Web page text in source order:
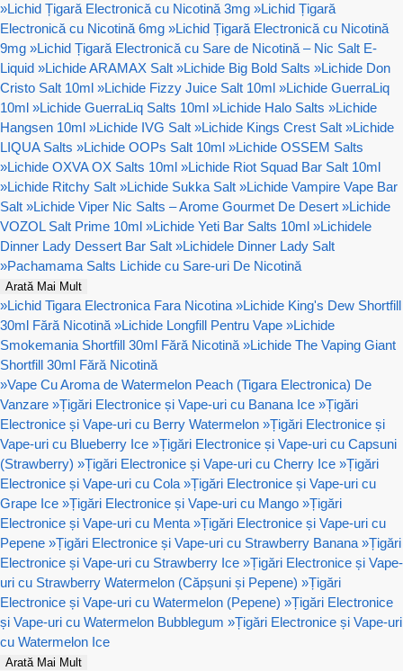
»Lichid Țigară Electronică cu Nicotină 3mg »Lichid Țigară
Electronică cu Nicotină 6mg »Lichid Țigară Electronică cu Nicotină
9mg »Lichid Țigară Electronică cu Sare de Nicotină – Nic Salt E-
Liquid »Lichide ARAMAX Salt »Lichide Big Bold Salts »Lichide Don
Cristo Salt 10ml »Lichide Fizzy Juice Salt 10ml »Lichide GuerraLiq
10ml »Lichide GuerraLiq Salts 10ml »Lichide Halo Salts »Lichide
Hangsen 10ml »Lichide IVG Salt »Lichide Kings Crest Salt »Lichide
LIQUA Salts »Lichide OOPs Salt 10ml »Lichide OSSEM Salts
»Lichide OXVA OX Salts 10ml »Lichide Riot Squad Bar Salt 10ml
»Lichide Ritchy Salt »Lichide Sukka Salt »Lichide Vampire Vape Bar
Salt »Lichide Viper Nic Salts – Arome Gourmet De Desert »Lichide
VOZOL Salt Prime 10ml »Lichide Yeti Bar Salts 10ml »Lichidele
Dinner Lady Dessert Bar Salt »Lichidele Dinner Lady Salt
»Pachamama Salts Lichide cu Sare-uri De Nicotină
Arată Mai Mult
»Lichid Tigara Electronica Fara Nicotina »Lichide King's Dew Shortfill
30ml Fără Nicotină »Lichide Longfill Pentru Vape »Lichide
Smokemania Shortfill 30ml Fără Nicotină »Lichide The Vaping Giant
Shortfill 30ml Fără Nicotină
»Vape Cu Aroma de Watermelon Peach (Tigara Electronica) De
Vanzare »Țigări Electronice și Vape-uri cu Banana Ice »Țigări
Electronice și Vape-uri cu Berry Watermelon »Țigări Electronice și
Vape-uri cu Blueberry Ice »Țigări Electronice și Vape-uri cu Capsuni
(Strawberry) »Țigări Electronice și Vape-uri cu Cherry Ice »Țigări
Electronice și Vape-uri cu Cola »Țigări Electronice și Vape-uri cu
Grape Ice »Țigări Electronice și Vape-uri cu Mango »Țigări
Electronice și Vape-uri cu Menta »Țigări Electronice și Vape-uri cu
Pepene »Țigări Electronice și Vape-uri cu Strawberry Banana »Țigări
Electronice și Vape-uri cu Strawberry Ice »Țigări Electronice și Vape-
uri cu Strawberry Watermelon (Căpșuni și Pepene) »Țigări
Electronice și Vape-uri cu Watermelon (Pepene) »Țigări Electronice
și Vape-uri cu Watermelon Bubblegum »Țigări Electronice și Vape-uri
cu Watermelon Ice
Arată Mai Mult